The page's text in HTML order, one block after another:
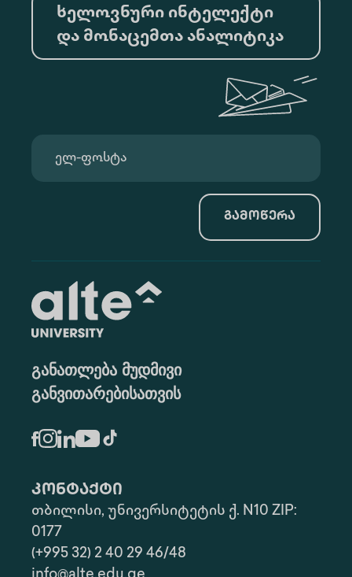
ხელოვნური ინტელექტი
და მონაცემთა ანალიტიკა
გამოწერა
განათლება მუდმივი
განვითარებისათვის
კონტაქტი
თბილისი, უნივერსიტეტის ქ. N10 ZIP:
0177
(+995 32) 2 40 29 46/48